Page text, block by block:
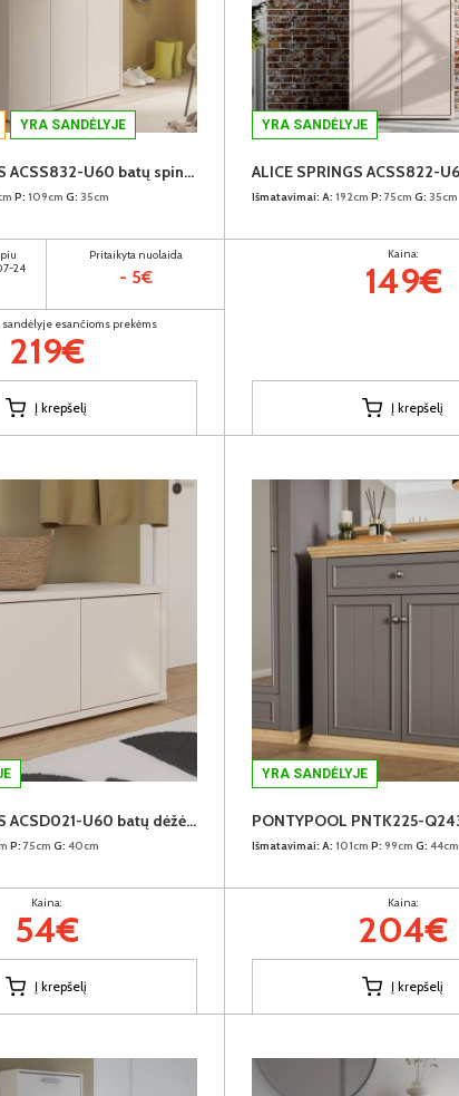
YRA SANDĖLYJE
ALICE SPRINGS ACSS832-U60 batų spinta
P: 109cm G: 35cm
24
Pritaikyta nuolaida
- 5€
sandėlyje esančioms prekėms
219€
Į krepšelį
YRA SANDĖLYJE
Išmatavimai: A: 192cm P: 75cm G: 35cm
Kaina:
149€
Į krepšelį
ALICE SPRINGS ACSD021-U60 batų dėžė-spintelė
P: 75cm G: 40cm
Kaina:
54€
Į krepšelį
YRA SANDĖLYJE
Išmatavimai: A: 101cm P: 99cm G: 44cm
Kaina:
204€
Į krepšelį